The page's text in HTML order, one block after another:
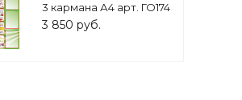
3 кармана А4 арт. ГО174
3 850 руб.